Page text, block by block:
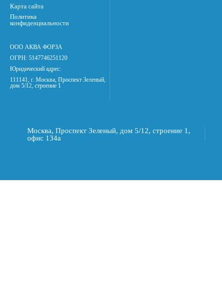
Карта сайта
Политика
конфиденциальности
ООО АКВА ФОРЗА
ОГРН: 5147746251120
Юридический адрес:
111141, г. Москва, Проспект Зеленый,
дом 5/12, строение 1
Москва, Проспект Зеленый, дом 5/12, строение 1,
офис 134а